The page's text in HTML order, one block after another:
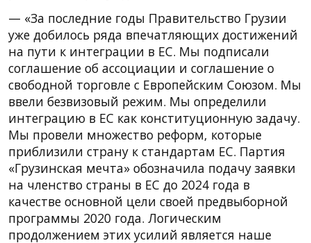
— «За последние годы Правительство Грузии
уже добилось ряда впечатляющих достижений
на пути к интеграции в ЕС. Мы подписали
соглашение об ассоциации и соглашение о
свободной торговле с Европейским Союзом. Мы
ввели безвизовый режим. Мы определили
интеграцию в ЕС как конституционную задачу.
Мы провели множество реформ, которые
приблизили страну к стандартам ЕС. Партия
«Грузинская мечта» обозначила подачу заявки
на членство страны в ЕС до 2024 года в
качестве основной цели своей предвыборной
программы 2020 года. Логическим
продолжением этих усилий является наше